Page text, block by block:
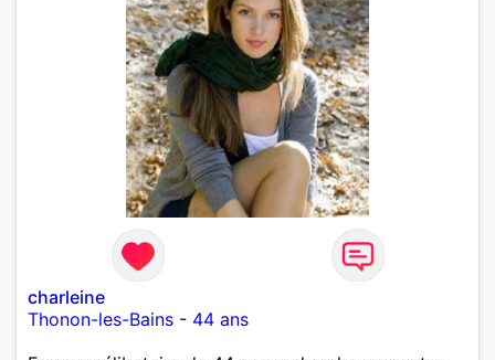
charleine
Thonon-les-Bains - 44 ans